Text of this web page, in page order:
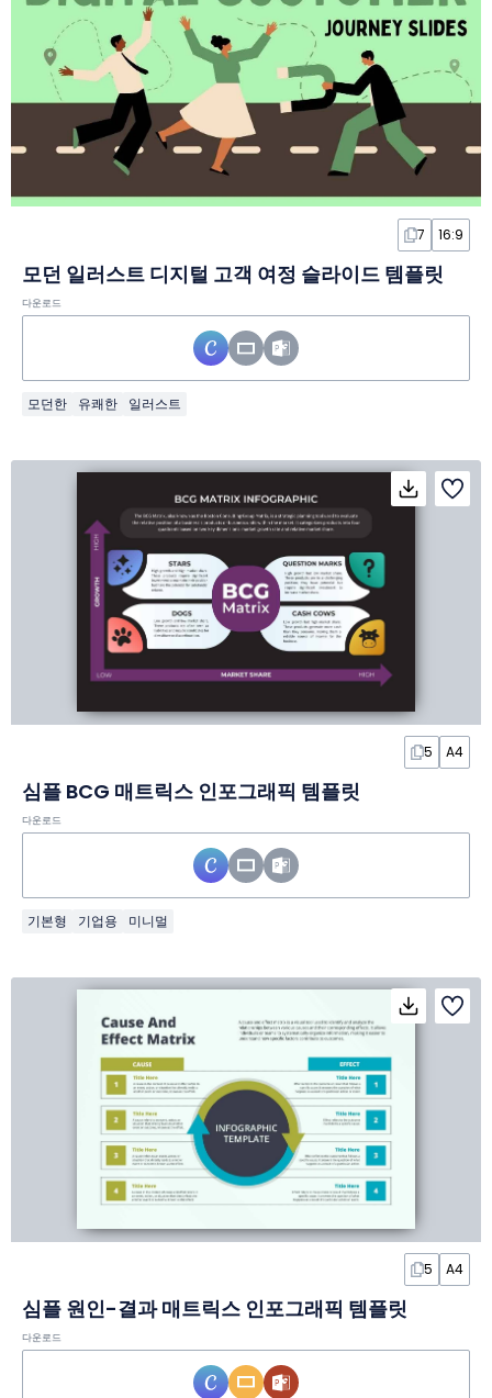
7 16:9
모던 일러스트 디지털 고객 여정 슬라이드 템플릿
다운로드
모던한 유쾌한 일러스트
5 A4
심플 BCG 매트릭스 인포그래픽 템플릿
다운로드
기본형 기업용 미니멀
5 A4
심플 원인-결과 매트릭스 인포그래픽 템플릿
다운로드